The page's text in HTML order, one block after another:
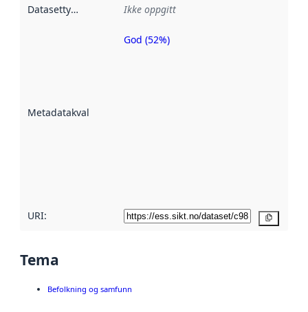
Datasettype Ikke oppgitt
Metadatakvalitet
Metadatakvalitet
God (52%)
URI:
Tema
Befolkning og samfunn